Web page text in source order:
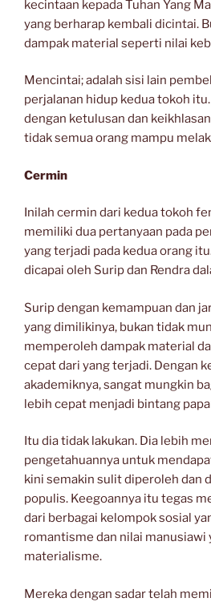
kecintaan kepada Tuhan Yang
yang berharap kembali dicintai.
dampak material seperti nilai
Mencintai; adalah sisi lain
perjalanan hidup kedua tokoh
dengan ketulusan dan
tidak semua orang mampu
Cermin
Inilah cermin dari kedua tokoh
memiliki dua pertanyaan pada
yang terjadi pada kedua orang
dicapai oleh Surip dan Rendra
Surip dengan kemampuan dan
yang dimilikinya, bukan tidak
memperoleh dampak material
cepat dari yang terjadi. Dengan
akademiknya, sangat mungkin
lebih cepat menjadi bintang
Itu dia tidak lakukan. Dia lebih
pengetahuannya untuk
kini semakin sulit diperoleh dan
populis. Keegoannya itu tegas
dari berbagai kelompok sosial
romantisme dan nilai manusiawi
materialisme.
Mereka dengan sadar telah